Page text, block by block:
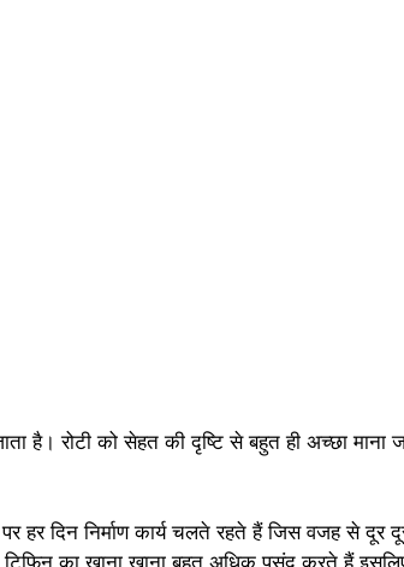
है। रोटी को सेहत की दृष्टि से बहुत ही अच्छा माना
हर दिन निर्माण कार्य चलते रहते हैं जिस वजह से
का खाना खाना बहुत अधिक पसंद करते हैं